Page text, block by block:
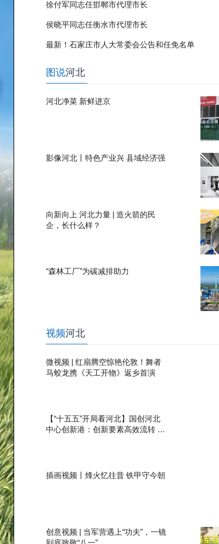
徐付军同志任邯郸市代理市长
侯晓平同志任衡水市代理市长
最新！石家庄市人大常委会公告和任免名单
图说河北
河北净菜 新鲜进京
影像河北丨特色产业兴 县域经济强
向新向上 河北力量 | 造火箭的民
企，长什么样？
“森林工厂”为碳减排助力
视频河北
微视频 | 红扇腾空惊艳伦敦！舞者
马蛟龙携《天工开物》返乡首演
【“十五五”开局看河北】国创河北
中心创新港：创新要素高效流转 京
插画视频丨烽火忆往昔 铁甲守今朝
创意视频 | 当军营遇上“功夫”，一镜